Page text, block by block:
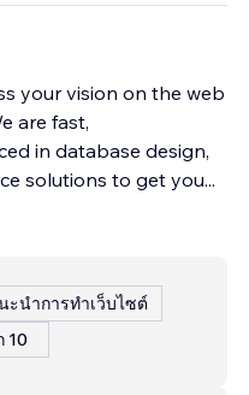
your vision on the web
are fast,
in database design,
solutions to get you...
ะนำการทำเว็บไซต์
10